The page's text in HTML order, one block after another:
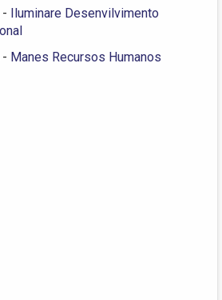
- Iluminare Desenvilvimento
- Manes Recursos Humanos